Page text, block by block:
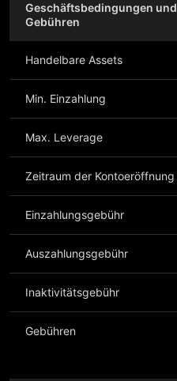
Geschäftsbedingungen und
Gebühren
Handelbare Assets
Min. Einzahlung
Max. Leverage
Zeitraum der Kontoeröffnung
Einzahlungsgebühr
Auszahlungsgebühr
Inaktivitätsgebühr
Gebühren